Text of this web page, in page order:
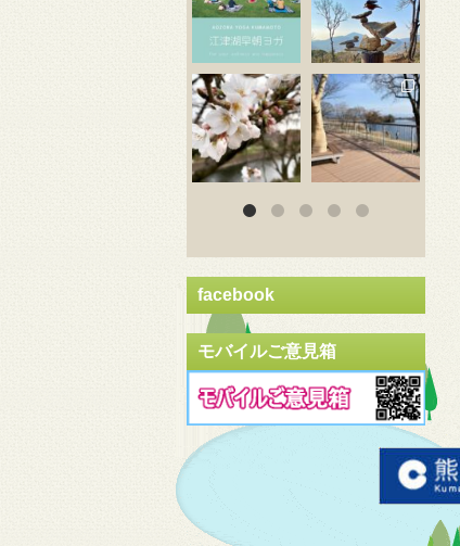
3月 20 3月 18
facebook
モバイルご意見箱